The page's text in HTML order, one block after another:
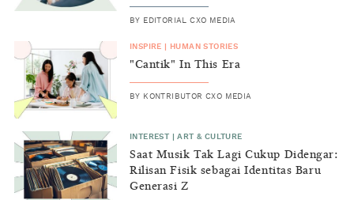
BY EDITORIAL CXO MEDIA
INSPIRE HUMAN STORIES
"Cantik" In This Era
BY KONTRIBUTOR CXO MEDIA
INTEREST |ART & CULTURE
Saat Musik Tak Lagi Cukup Didengar:
Rilisan Fisik sebagai Identitas Baru
Generasi Z